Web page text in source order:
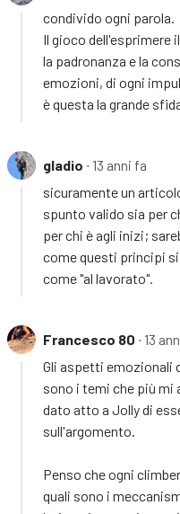
condivido ogni parola.
Il gioco dell'esprimere
la padronanza e la
emozioni, di ogni
è questa la grande
gladio ∙ 13 anni fa
sicuramente un
spunto valido sia per
per chi è agli inizi;
come questi principi
come "al lavorato".
Francesco 80 ∙ 13
Gli aspetti emozionali
sono i temi che più
dato atto a Jolly di
sull'argomento.
Penso che ogni
quali sono i